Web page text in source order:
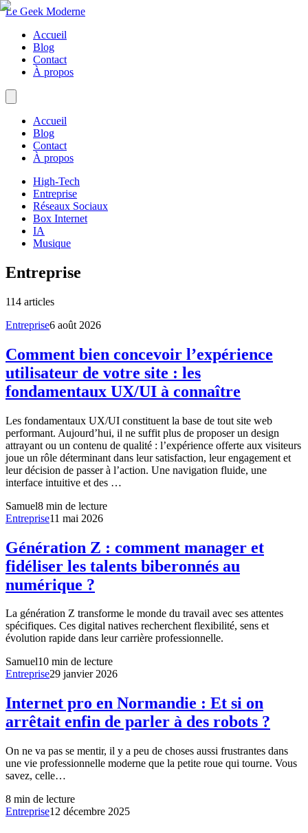
Le Geek Moderne
Accueil
Blog
Contact
À propos
Accueil
Blog
Contact
À propos
High-Tech
Entreprise
Réseaux Sociaux
Box Internet
IA
Musique
Entreprise
114 articles
Entreprise6 août 2026
Comment bien concevoir l’expérience
utilisateur de votre site : les
fondamentaux UX/UI à connaître
Les fondamentaux UX/UI constituent la base de tout site web
performant. Aujourd’hui, il ne suffit plus de proposer un design
attrayant ou un contenu de qualité : l’expérience offerte aux visiteurs
joue un rôle déterminant dans leur satisfaction, leur engagement et
leur décision de passer à l’action. Une navigation fluide, une
interface intuitive et des …
Samuel8 min de lecture
Entreprise11 mai 2026
Génération Z : comment manager et
fidéliser les talents biberonnés au
numérique ?
La génération Z transforme le monde du travail avec ses attentes
spécifiques. Ces digital natives recherchent flexibilité, sens et
évolution rapide dans leur carrière professionnelle.
Samuel10 min de lecture
Entreprise29 janvier 2026
Internet pro en Normandie : Et si on
arrêtait enfin de parler à des robots ?
On ne va pas se mentir, il y a peu de choses aussi frustrantes dans
une vie professionnelle moderne que la petite roue qui tourne. Vous
savez, celle…
8 min de lecture
Entreprise12 décembre 2025